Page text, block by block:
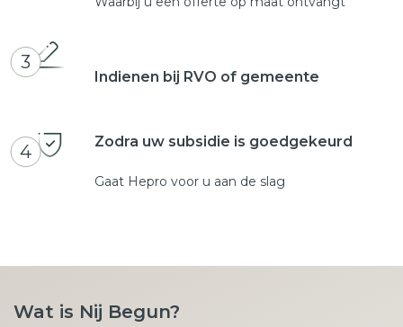
3
Indienen bij RVO of gemeente
4 Zodra uw subsidie is goedgekeurd
Gaat Hepro voor u aan de slag
Wat is Nij Begun?